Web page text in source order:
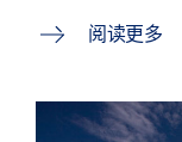
阅读更多